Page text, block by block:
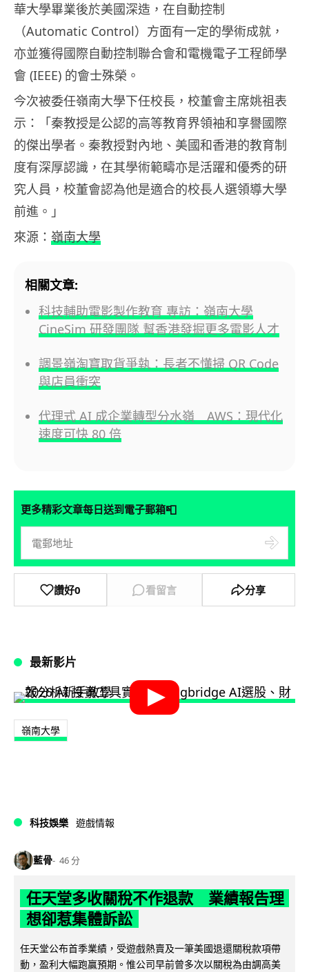
華大學畢業後於美國深造，在自動控制
（Automatic Control）方面有一定的學術成就，
亦並獲得國際自動控制聯合會和電機電子工程師學
會 (IEEE) 的會士殊榮。
今次被委任嶺南大學下任校長，校董會主席姚祖表
示：「秦教授是公認的高等教育界領袖和享譽國際
的傑出學者。秦教授對內地、美國和香港的教育制
度有深厚認識，在其學術範疇亦是活躍和優秀的研
究人員，校董會認為他是適合的校長人選領導大學
前進。」
來源： 嶺南大學
相關文章:
科技輔助電影製作教育 專訪：嶺南大學
CineSim 研發團隊 幫香港發掘更多電影人才
調景嶺淘寶取貨爭執：長者不懂掃 QR Code
與店員衝突
代理式 AI 成企業轉型分水嶺 AWS：現代化
速度可快 80 倍
更多精彩文章每日送到電子郵箱📮
讚好0 看留言 分享
最新影片
嶺南大學
科技娛樂 遊戲情報
藍骨 46 分
任天堂多收關稅不作退款 業績報告理
想卻惹集體訴訟
任天堂公布首季業績，受遊戲熱賣及一筆美國退還關稅款項帶
動，盈利大幅跑贏預期。惟公司早前曾多次以關稅為由調高美